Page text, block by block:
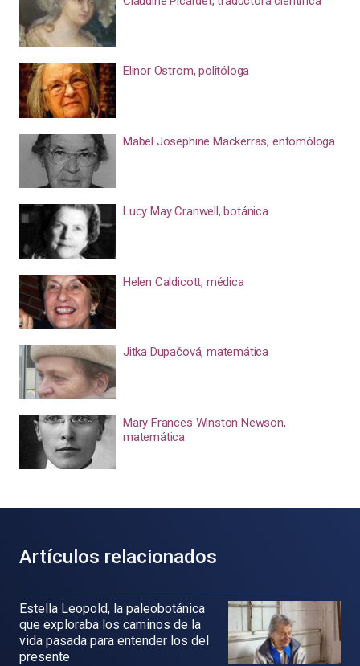
Elinor Ostrom, politóloga
Mabel Josephine Mackerras, entomóloga
Lucy May Cranwell, botánica
Helen Caldicott, médica
Jitka Dupačová, matemática
Mary Frances Winston Newson,
matemática
Artículos relacionados
Estella Leopold, la paleobotánica
que exploraba los caminos de la
vida pasada para entender los del
presente